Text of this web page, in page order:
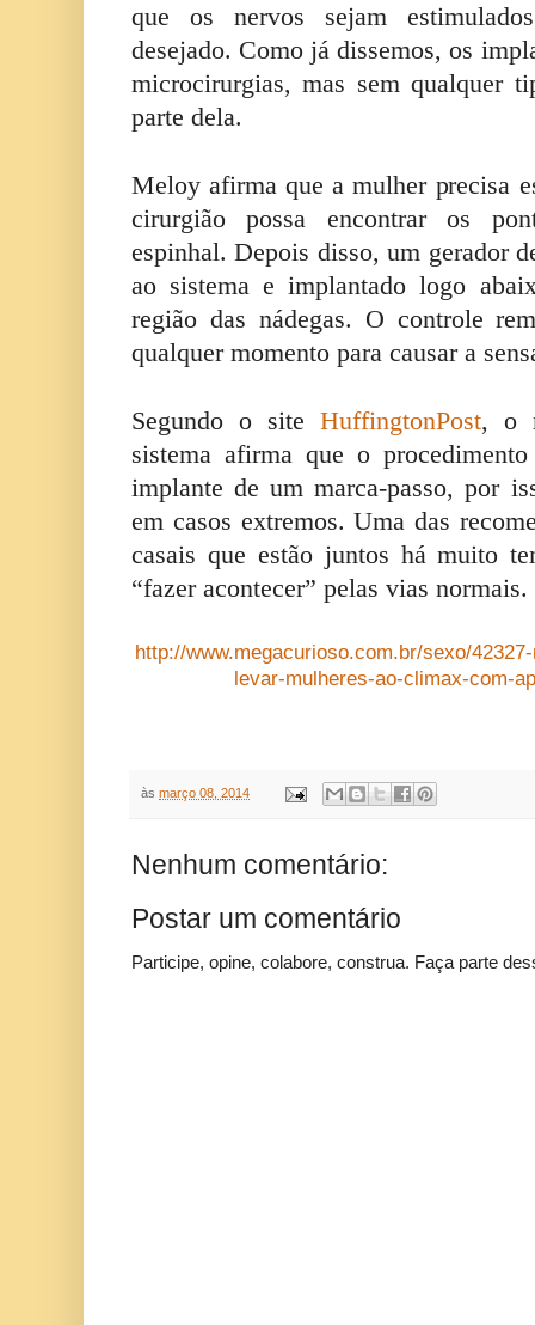
que os nervos sejam
desejado. Como já dissemos, os
microcirurgias, mas sem qualquer
parte dela.
Meloy afirma que a mulher precisa
cirurgião possa encontrar os
espinhal. Depois disso, um gerador
ao sistema e implantado logo
região das nádegas. O controle
qualquer momento para causar a
Segundo o site HuffingtonPost, o
sistema afirma que o
implante de um marca-passo, por
em casos extremos. Uma das
casais que estão juntos há muito
“fazer acontecer” pelas vias normais.
http://www.megacurioso.com.br/sexo/
levar-mulheres-ao-climax-com-
às março 08, 2014
Nenhum comentário:
Postar um comentário
Participe, opine, colabore, construa. Faça parte